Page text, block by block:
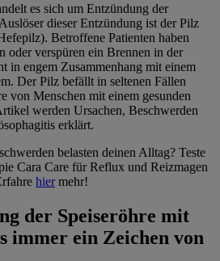
es sich um Entzündung der
dieser Entzündung ist der Pilz
Betroffene Patienten haben
oder verspüren ein Brennen in der
in engem Zusammenhang mit einem
Der Pilz befällt in seltenen Fällen
von Menschen mit einem gesunden
werden Ursachen, Beschwerden
erklärt.
belasten deinen Alltag? Teste
Cara Care für Reflux und Reizmagen
hiermehr!
der Speiseröhre mit
immer ein Zeichen von